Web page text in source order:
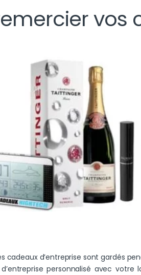
vos
d’entreprise sont gardés
personnalisé avec votre